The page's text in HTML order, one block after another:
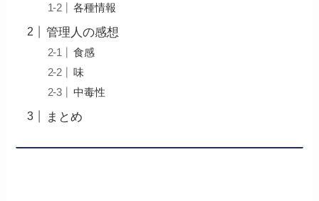
各種情報
管理人の感想
食感
味
中毒性
まとめ